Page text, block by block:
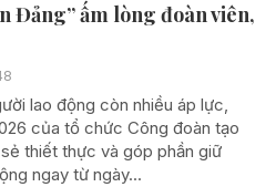
Đảng” ấm lòng đoàn viên,
lao động còn nhiều áp lực,
của tổ chức Công đoàn tạo
thiết thực và góp phần giữ
ngay từ ngày...